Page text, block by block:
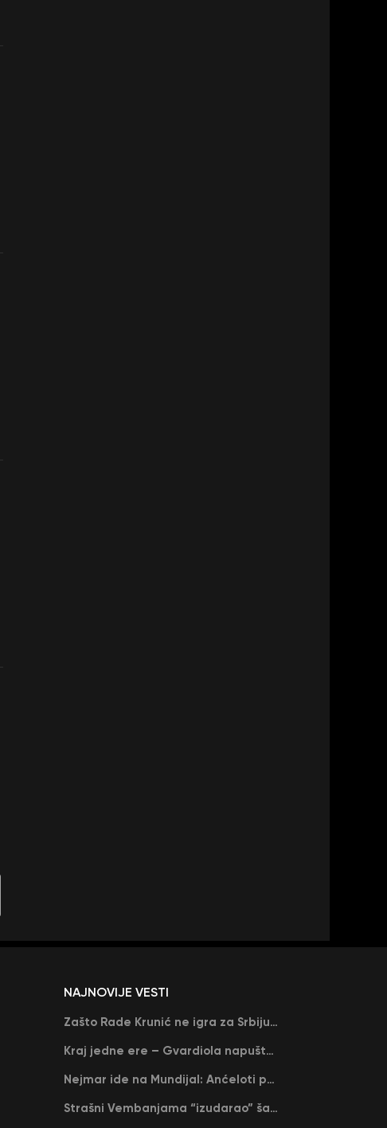
NAJNOVIJE VESTI
Zašto Rade Krunić ne igra za Srbiju? “Iako su mi obećali, niko me nije zvao…”
Kraj jedne ere – Gvardiola napušta Siti na kraju sezone, menja ga njegov nekadašnji rival
Nejmar ide na Mundijal: Anćeloti pročitao njegovo ime, Brazil u delirijumu (VIDEO)
Strašni Vembanjama “izudarao” šampiona za brejk: San Antonio poveo protiv Oklahome